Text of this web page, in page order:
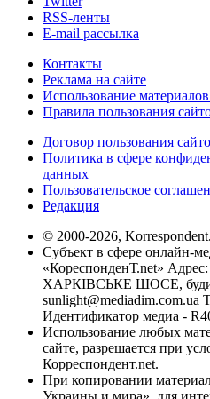
RSS-ленты
E-mail рассылка
Контакты
Реклама на сайте
Использование
Правила пользования
Договор пользования
Политика в сфере
данных
Пользовательское
Редакция
© 2000-2026,
Субъект в сфере онлайн-
«КореспонденТ.net» Адрес:
ХАРКІВСЬКЕ ШОСЕ,
sunlight@mediadim.com.ua
Идентификатор медиа -
Использование любых
сайте, разрешается при
Корреспондент.net.
При копировании
Украины и мира», для